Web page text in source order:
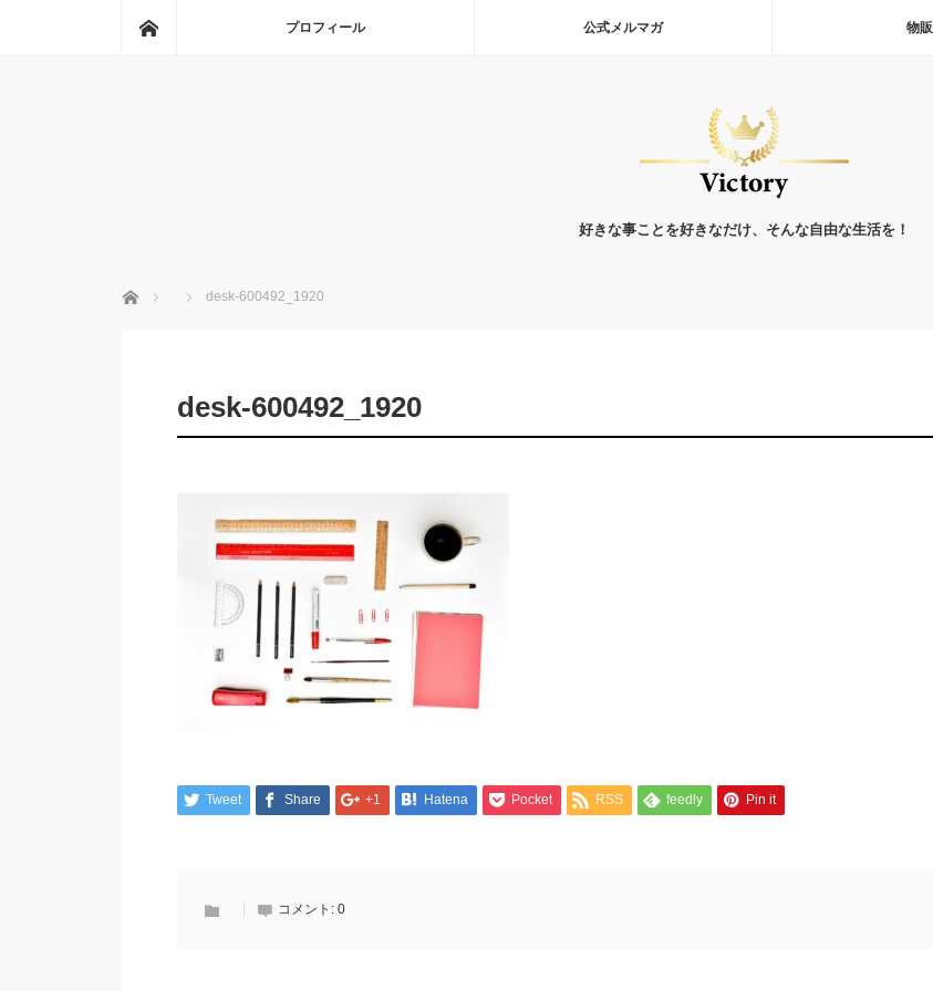
プロフィール 公式メルマガ 物販
好きな事ことを好きなだけ、そんな自由な生活を！
ホーム desk-600492_1920
desk-600492_1920
Tweet Share +1 Hatena Pocket RSS feedly Pin it
コメント: 0